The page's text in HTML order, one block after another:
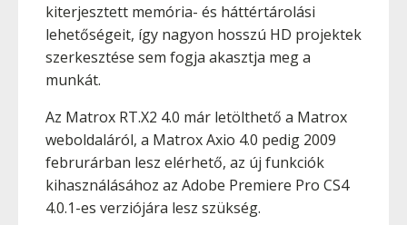
kiterjesztett memória- és háttértárolási
lehetőségeit, így nagyon hosszú HD projektek
szerkesztése sem fogja akasztja meg a
munkát.
Az Matrox RT.X2 4.0 már letölthető a Matrox
weboldaláról, a Matrox Axio 4.0 pedig 2009
februrárban lesz elérhető, az új funkciók
kihasználásához az Adobe Premiere Pro CS4
4.0.1-es verziójára lesz szükség.